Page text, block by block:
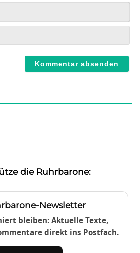
die Ruhrbarone:
Newsletter
bleiben: Aktuelle Texte,
direkt ins Postfach.